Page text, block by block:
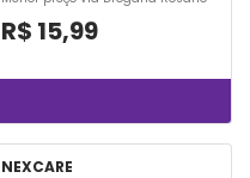
R$ 15,99
NEXCARE